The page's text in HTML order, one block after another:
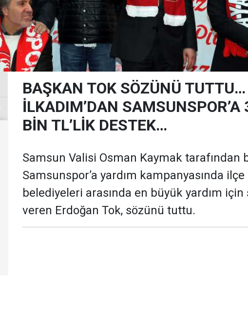
BAŞKAN TOK SÖZÜNÜ TUTTU…
İLKADIM’DAN SAMSUNSPOR’A
BİN TL’LİK DESTEK…
Samsun Valisi Osman Kaymak tarafından
Samsunspor’a yardım kampanyasında ilçe
belediyeleri arasında en büyük yardım için
veren Erdoğan Tok, sözünü tuttu.